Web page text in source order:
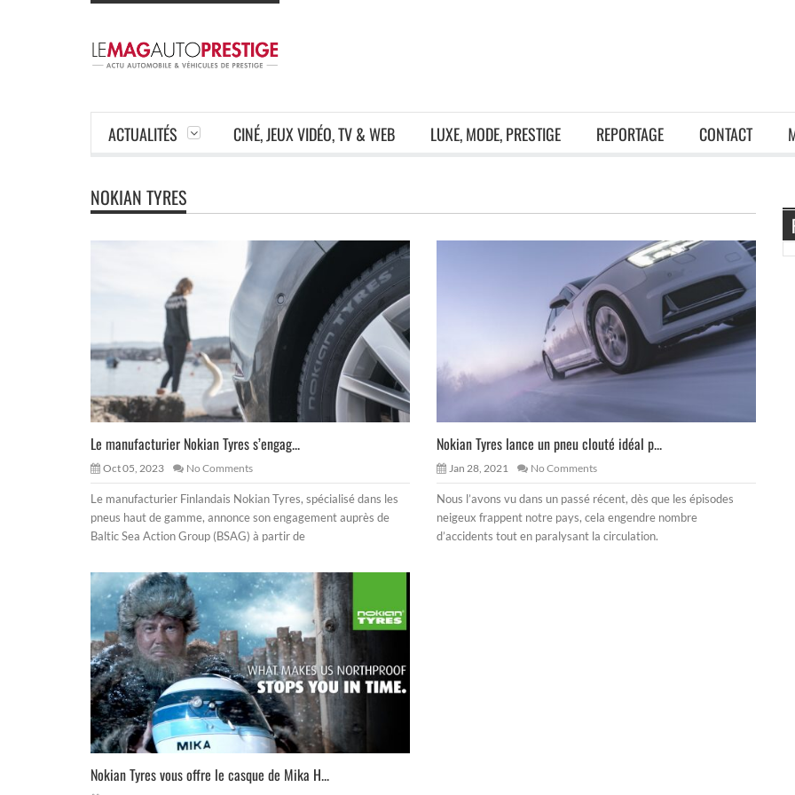
ACTUALITÉS CINÉ, JEUX VIDÉO, TV & WEB LUXE, MODE, PRESTIGE REPORTAGE CONTACT
NOKIAN TYRES
Le manufacturier Nokian Tyres s’engag...
Oct 05, 2023 No Comments
Le manufacturier Finlandais Nokian Tyres, spécialisé dans les
pneus haut de gamme, annonce son engagement auprès de
Baltic Sea Action Group (BSAG) à partir de
Nokian Tyres lance un pneu clouté idéal p...
Jan 28, 2021 No Comments
Nous l’avons vu dans un passé récent, dès que les épisodes
neigeux frappent notre pays, cela engendre nombre
d’accidents tout en paralysant la circulation.
Nokian Tyres vous offre le casque de Mika H...